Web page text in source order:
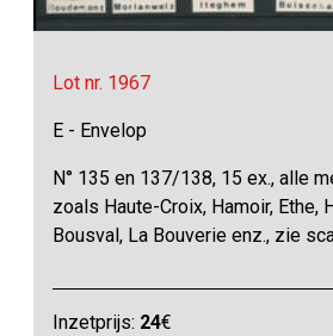
Lot nr. 1967
E - Envelop
N° 135 en 137/138, 15 ex., alle
zoals Haute-Croix, Hamoir, Ethe,
Bousval, La Bouverie enz., zie
Inzetprijs: 24€